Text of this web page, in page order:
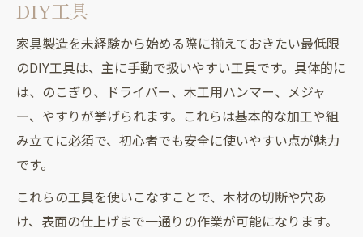
DIY工具
家具製造を未経験から始める際に揃えておきたい最低限
のDIY工具は、主に手動で扱いやすい工具です。具体的に
は、のこぎり、ドライバー、木工用ハンマー、メジャ
ー、やすりが挙げられます。これらは基本的な加工や組
み立てに必須で、初心者でも安全に使いやすい点が魅力
です。
これらの工具を使いこなすことで、木材の切断や穴あ
け、表面の仕上げまで一通りの作業が可能になります。